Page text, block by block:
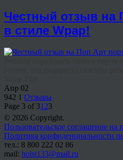
Честный отзыв на
в стиле Wpap!
Апр 02
942 1 Отзывы
Page 3 of 31 23
© 2026 Copyright.
Пользовательское соглашение на
Политика конфиденциальности
тел.: 8 800 222 02 86
mail: holst133@mail.ru